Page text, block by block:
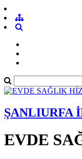
ŞANLIURFA
EVDE